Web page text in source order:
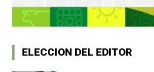
ELECCION DEL EDITOR